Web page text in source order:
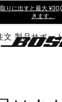
取りに出すと最大
きます。
文 製品サポー